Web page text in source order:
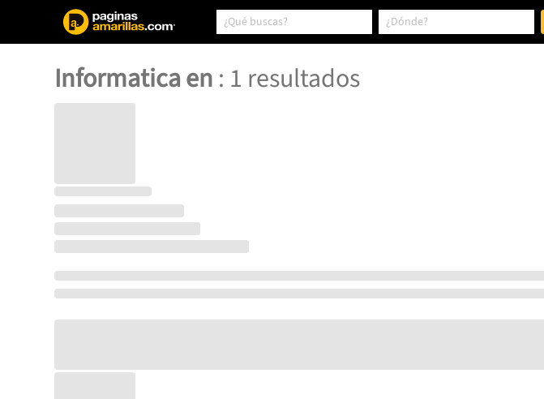
Informatica en: 1 resultados